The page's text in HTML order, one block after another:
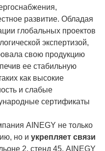
развитие. Обладая
глобальных проектов
экспертизой,
свою продукцию
ее стабильную
как высокие
и слабые
сертификаты
AINEGY не только
но и укрепляет связи
2, стенд 45, AINEGY